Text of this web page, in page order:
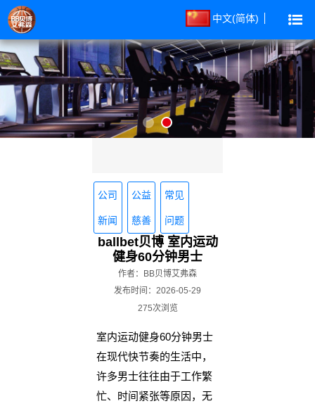
中文(简体)
公司
新闻
公益
慈善
常见
问题
ballbet贝博 室内运动
健身60分钟男士
作者：BB贝博艾弗森
发布时间：2026-05-29
275次浏览
室内运动健身60分钟男士
在现代快节奏的生活中，
许多男士往往由于工作繁
忙、时间紧张等原因，无